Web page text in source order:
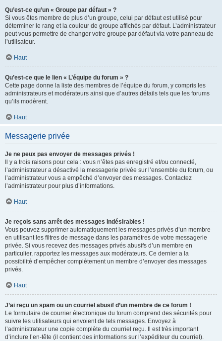
Qu’est-ce qu’un « Groupe par défaut » ?
Si vous êtes membre de plus d’un groupe, celui par défaut est utilisé pour
déterminer le rang et la couleur de groupe affichés par défaut. L’administrateur
peut vous permettre de changer votre groupe par défaut via votre panneau de
l’utilisateur.
Haut
Qu’est-ce que le lien « L’équipe du forum » ?
Cette page donne la liste des membres de l’équipe du forum, y compris les
administrateurs et modérateurs ainsi que d’autres détails tels que les forums
qu’ils modèrent.
Haut
Messagerie privée
Je ne peux pas envoyer de messages privés !
Il y a trois raisons pour cela : vous n’êtes pas enregistré et/ou connecté,
l’administrateur a désactivé la messagerie privée sur l’ensemble du forum, ou
l’administrateur vous a empêché d’envoyer des messages. Contactez
l’administrateur pour plus d’informations.
Haut
Je reçois sans arrêt des messages indésirables !
Vous pouvez supprimer automatiquement les messages privés d’un membre
en utilisant les filtres de message dans les paramètres de votre messagerie
privée. Si vous recevez des messages privés abusifs d’un membre en
particulier, rapportez les messages aux modérateurs. Ce dernier a la
possibilité d’empêcher complètement un membre d’envoyer des messages
privés.
Haut
J’ai reçu un spam ou un courriel abusif d’un membre de ce forum !
Le formulaire de courrier électronique du forum comprend des sécurités pour
suivre les utilisateurs qui envoient de tels messages. Envoyez à
l’administrateur une copie complète du courriel reçu. Il est très important
d’inclure l’en-tête (il contient des informations sur l’expéditeur du courriel).